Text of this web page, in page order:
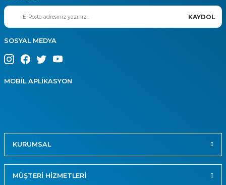
KAYDOL
SOSYAL MEDYA
MOBİL APLİKASYON
KURUMSAL
MÜŞTERİ HİZMETLERİ